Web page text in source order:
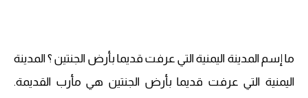
ما إسم المدينة اليمنية التي عرفت قديما بأرض الجنتين ؟ المدينة
اليمنية التي عرفت قديما بأرض الجنتين هي مأرب القديمة.